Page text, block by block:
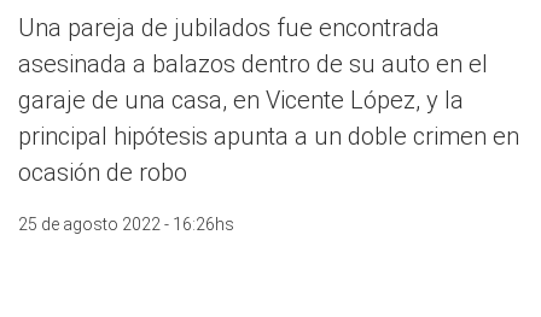
Una pareja de jubilados fue encontrada
asesinada a balazos dentro de su auto en el
garaje de una casa, en Vicente López, y la
principal hipótesis apunta a un doble crimen en
ocasión de robo
25 de agosto 2022 - 16:26hs